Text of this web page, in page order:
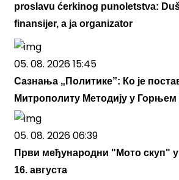
proslavu ćerkinog punoletstva:
finansijer, a ja organizator
05. 08. 2026 15:45
Сазнања „Политике”: Ко је
Митрополиту Методију у Горњем
05. 08. 2026 06:39
Први међународни "Мото скуп"
16. августа